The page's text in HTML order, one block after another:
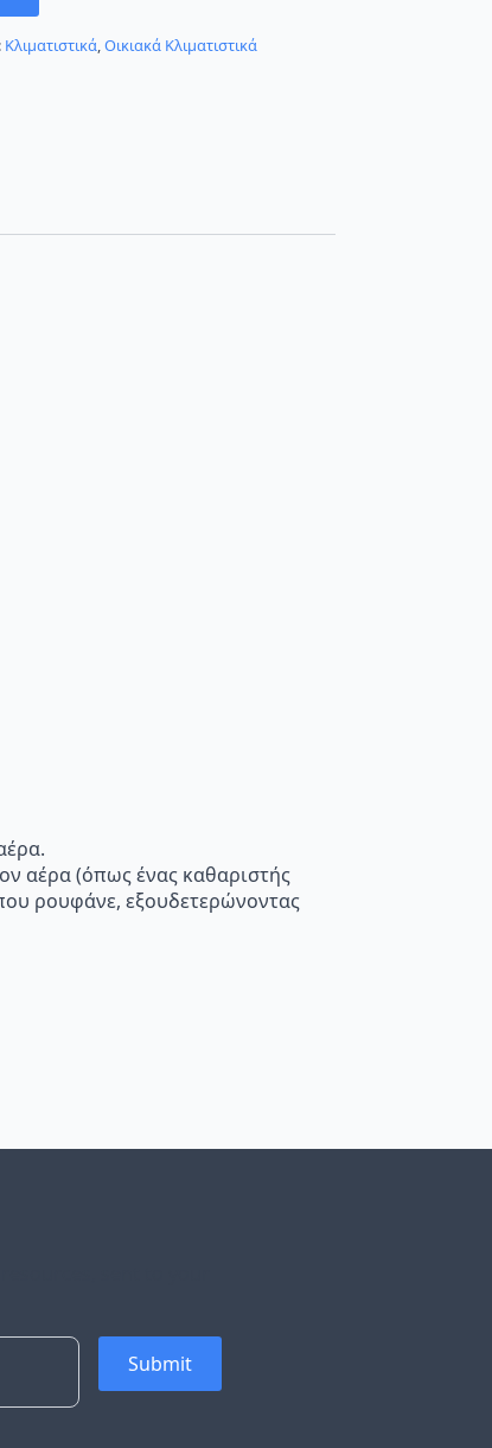
Κλιματιστικά,Οικιακά Κλιματιστικά
αέρα (όπως ένας καθαριστής
ρουφάνε, εξουδετερώνοντας
Submit